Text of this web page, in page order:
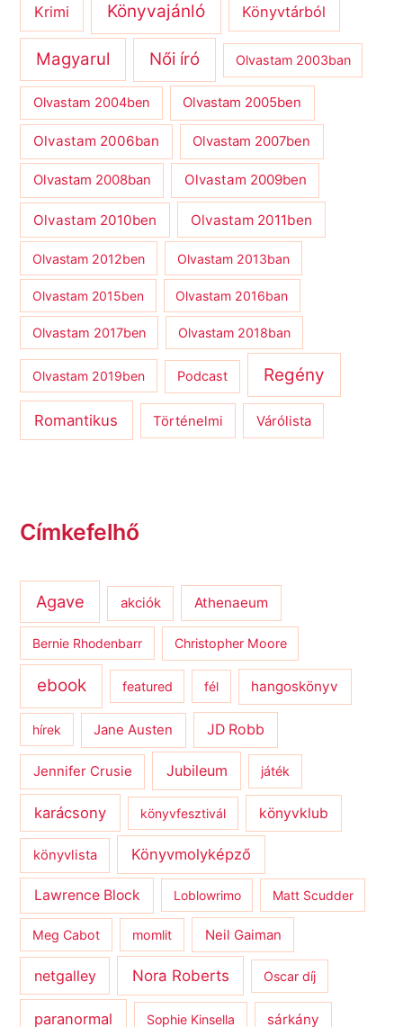
Krimi Könyvajánló Könyvtárból
Magyarul Női író Olvastam 2003ban
Olvastam 2004ben Olvastam 2005ben
Olvastam 2006ban Olvastam 2007ben
Olvastam 2008ban Olvastam 2009ben
Olvastam 2010ben Olvastam 2011ben
Olvastam 2012ben Olvastam 2013ban
Olvastam 2015ben Olvastam 2016ban
Olvastam 2017ben Olvastam 2018ban
Olvastam 2019ben Podcast Regény
Romantikus Történelmi Várólista
Címkefelhő
Agave akciók Athenaeum
Bernie Rhodenbarr Christopher Moore
ebook featured fél hangoskönyv
hírek Jane Austen JD Robb
Jennifer Crusie Jubileum játék
karácsony könyvfesztivál könyvklub
könyvlista Könyvmolyképző
Lawrence Block Loblowrimo Matt Scudder
Meg Cabot momlit Neil Gaiman
netgalley Nora Roberts Oscar díj
paranormal Sophie Kinsella sárkány